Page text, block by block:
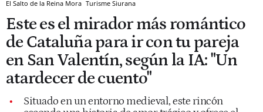
El Salto de la Reina Mora Turisme Siurana
Este es el mirador más romántico
de Cataluña para ir con tu pareja
en San Valentín, según la IA: "Un
atardecer de cuento"
Situado en un entorno medieval, este rincón